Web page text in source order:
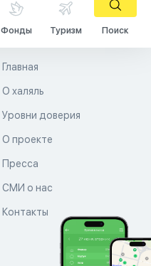
Фонды Туризм Поиск
Главная
О халяль
Уровни доверия
О проекте
Пресса
СМИ о нас
Контакты